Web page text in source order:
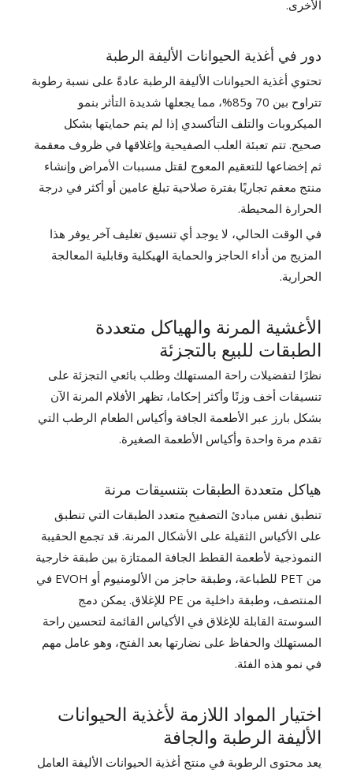
الأخرى.
دور في أغذية الحيوانات الأليفة الرطبة
تحتوي أغذية الحيوانات الأليفة الرطبة عادةً على نسبة رطوبة
تتراوح بين 70 و85%، مما يجعلها شديدة التأثر بنمو
الميكروبات والتلف التأكسدي إذا لم يتم حمايتها بشكل
صحيح. تتم تعبئة العلب الصفيحية وإغلاقها في ظروف معقمة
ثم إخضاعها للتعقيم المعوج لقتل مسببات الأمراض وإنشاء
منتج معقم تجاريًا بفترة صلاحية تبلغ عامين أو أكثر في درجة
الحرارة المحيطة.
في الوقت الحالي، لا يوجد أي تنسيق تغليف آخر يوفر هذا
المزيج من أداء الحاجز والحماية الهيكلية وقابلية المعالجة
الحرارية.
الأغشية المرنة والهياكل متعددة
الطبقات للبيع بالتجزئة
نظرًا لتفضيلات راحة المستهلك وطلب بائعي التجزئة على
تنسيقات أخف وزنًا وأكثر إحكاما، تظهر الأفلام المرنة الآن
بشكل بارز عبر الأطعمة الجافة وأكياس الطعام الرطب التي
تقدم مرة واحدة وأكياس الأطعمة الصغيرة.
هياكل متعددة الطبقات بتنسيقات مرنة
تنطبق نفس مبادئ التصفيح متعدد الطبقات التي تنطبق
على الأكياس الثقيلة على الأشكال المرنة. قد تجمع الحقيبة
النموذجية لأطعمة القطط الجافة الممتازة بين طبقة خارجية
من PET للطباعة، وطبقة حاجز من الألومنيوم أو EVOH في
المنتصف، وطبقة داخلية من PE للإغلاق. يمكن دمج
السوستة القابلة للإغلاق في الأكياس القائمة لتحسين راحة
المستهلك والحفاظ على نضارتها بعد الفتح، وهو عامل مهم
في نمو هذه الفئة.
اختيار المواد اللازمة لأغذية الحيوانات
الأليفة الرطبة والجافة
يعد محتوى الرطوبة في منتج أغذية الحيوانات الأليفة العامل